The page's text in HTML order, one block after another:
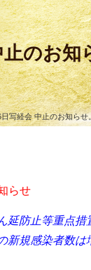
写経会 中止のお知らせ
止のお知
らせ
延防止等重点
新規感染者数